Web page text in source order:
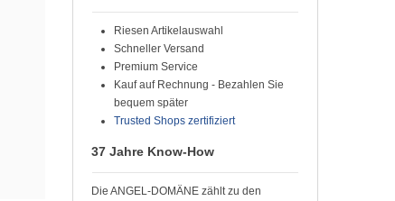
Riesen Artikelauswahl
Schneller Versand
Premium Service
Kauf auf Rechnung - Bezahlen Sie
bequem später
Trusted Shops zertifiziert
37 Jahre Know-How
Die ANGEL-DOMÄNE zählt zu den